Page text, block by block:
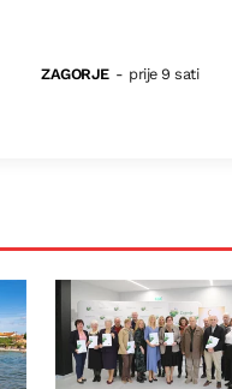
ZAGORJE - prije 9 sati